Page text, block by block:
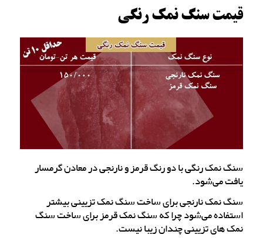
قیمت سنگ نمک رنگی
سنگ نمک رنگی با دو رنگ قرمز و نارنجی در معادن گرمسار
یافت می‌شود.
سنگ نمک نارنجی برای ساخت سنگ نمک تزیینی بیشتر
استفاده می‌شود چرا که سنگ نمک قرمز برای ساخت سنگ
نمک های تزیینی چندان زیبا نیست.